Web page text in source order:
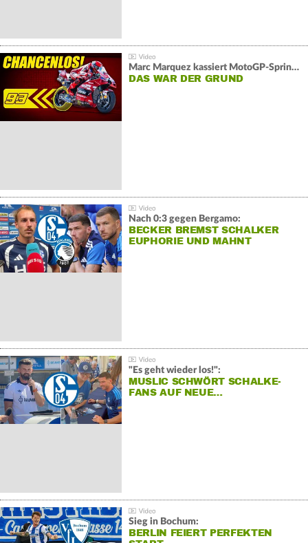
Marc Marquez kassiert MotoGP-Sprint-Schlappe:
DAS WAR DER GRUND
Nach 0:3 gegen Bergamo:
BECKER BREMST SCHALKER
EUPHORIE UND MAHNT
"Es geht wieder los!":
MUSLIC SCHWÖRT SCHALKE-
FANS AUF NEUE…
Sieg in Bochum:
BERLIN FEIERT PERFEKTEN